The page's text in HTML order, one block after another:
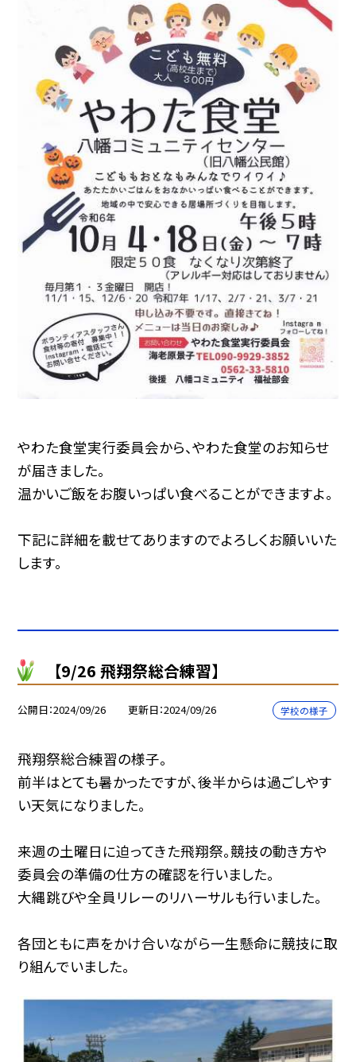
やわた食堂実行委員会から、やわた食堂のお知らせ
が届きました。
温かいご飯をお腹いっぱい食べることができますよ。
下記に詳細を載せてありますのでよろしくお願いいた
します。
【9/26 飛翔祭総合練習】
公開日 2024/09/26 更新日 2024/09/26 学校の様子
飛翔祭総合練習の様子。
前半はとても暑かったですが、後半からは過ごしやす
い天気になりました。
来週の土曜日に迫ってきた飛翔祭。競技の動き方や
委員会の準備の仕方の確認を行いました。
大縄跳びや全員リレーのリハーサルも行いました。
各団ともに声をかけ合いながら一生懸命に競技に取
り組んでいました。